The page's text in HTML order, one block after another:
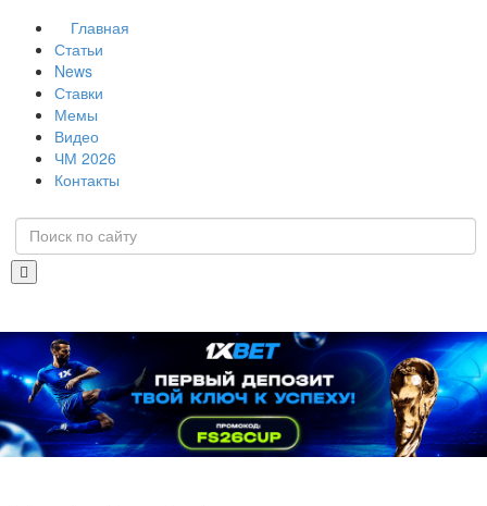
Главная
Статьи
News
Ставки
Мемы
Видео
ЧМ 2026
Контакты